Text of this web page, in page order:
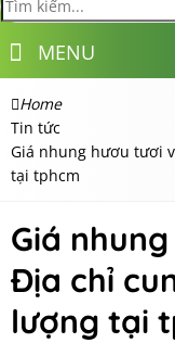
MENU
Home
Tin tức
Giá nhung hươu tươi
tại tphcm
Giá
Địa chỉ
lượng tại